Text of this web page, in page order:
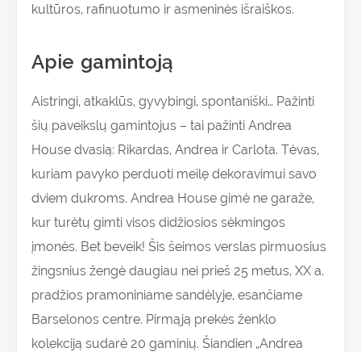
kultūros, rafinuotumo ir asmeninės išraiškos.
Apie gamintoją
Aistringi, atkaklūs, gyvybingi, spontaniški… Pažinti
šių paveikslų gamintojus – tai pažinti Andrea
House dvasią: Rikardas, Andrea ir Carlota. Tėvas,
kuriam pavyko perduoti meilę dekoravimui savo
dviem dukroms. Andrea House gimė ne garaže,
kur turėtų gimti visos didžiosios sėkmingos
įmonės. Bet beveik! Šis šeimos verslas pirmuosius
žingsnius žengė daugiau nei prieš 25 metus, XX a.
pradžios pramoniniame sandėlyje, esančiame
Barselonos centre. Pirmąją prekės ženklo
kolekciją sudarė 20 gaminių. Šiandien „Andrea